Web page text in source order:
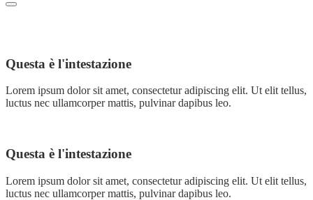
Questa è l'intestazione
Lorem ipsum dolor sit amet, consectetur adipiscing elit. Ut elit tellus,
luctus nec ullamcorper mattis, pulvinar dapibus leo.
Questa è l'intestazione
Lorem ipsum dolor sit amet, consectetur adipiscing elit. Ut elit tellus,
luctus nec ullamcorper mattis, pulvinar dapibus leo.